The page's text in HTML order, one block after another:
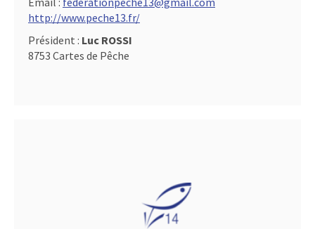
http://www.peche13.fr/
Président : Luc ROSSI
8753 Cartes de Pêche